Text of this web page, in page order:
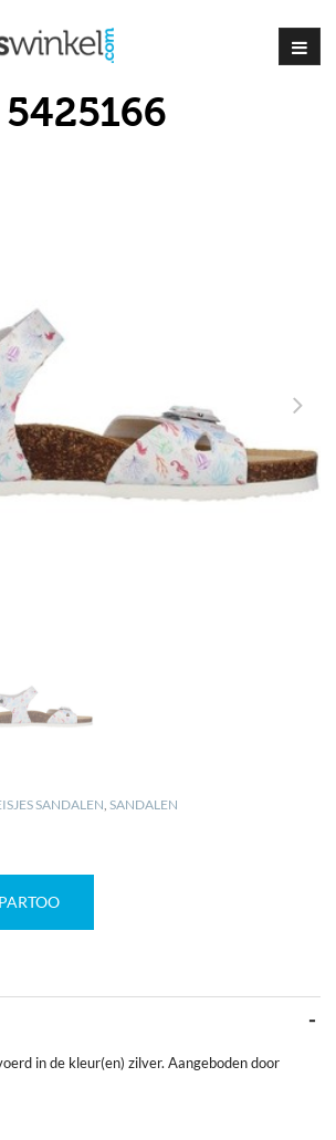
SANDALEN ,SANDALEN
in de kleur(en) zilver. Aangeboden door